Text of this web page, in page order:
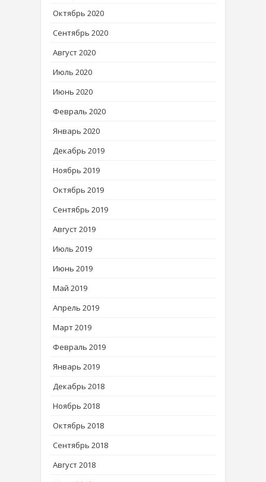
Октябрь 2020
Сентябрь 2020
Август 2020
Июль 2020
Июнь 2020
Февраль 2020
Январь 2020
Декабрь 2019
Ноябрь 2019
Октябрь 2019
Сентябрь 2019
Август 2019
Июль 2019
Июнь 2019
Май 2019
Апрель 2019
Март 2019
Февраль 2019
Январь 2019
Декабрь 2018
Ноябрь 2018
Октябрь 2018
Сентябрь 2018
Август 2018